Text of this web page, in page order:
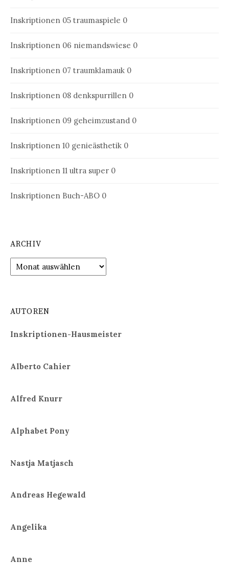
Inskriptionen 05 traumaspiele 0
Inskriptionen 06 niemandswiese 0
Inskriptionen 07 traumklamauk 0
Inskriptionen 08 denkspurrillen 0
Inskriptionen 09 geheimzustand 0
Inskriptionen 10 genieästhetik 0
Inskriptionen 11 ultra super 0
Inskriptionen Buch-ABO 0
ARCHIV
Archiv
AUTOREN
Inskriptionen-Hausmeister
Alberto Cahier
Alfred Knurr
Alphabet Pony
Nastja Matjasch
Andreas Hegewald
Angelika
Anne